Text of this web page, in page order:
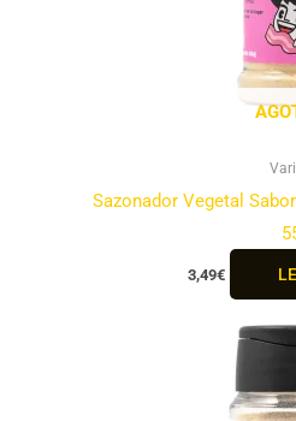
Sazonador Vegetal
3,49€